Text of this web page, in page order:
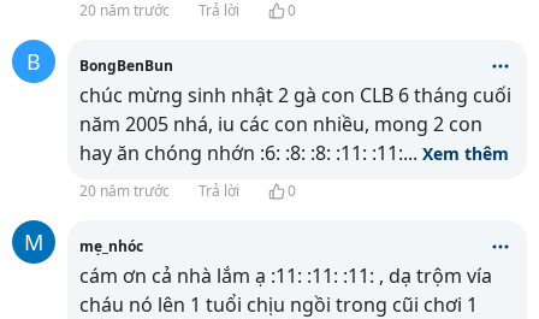
20 năm trước Trả lời 0
B BongBenBun
chúc mừng sinh nhật 2 gà con CLB 6 tháng cuối
năm 2005 nhá, iu các con nhiều, mong 2 con
hay ăn chóng nhớn :6: :8: :8: :11: :11:... Xem thêm
20 năm trước Trả lời 0
M mẹ_nhóc
cám ơn cả nhà lắm ạ :11: :11: :11: , dạ trộm vía
cháu nó lên 1 tuổi chịu ngồi trong cũi chơi 1